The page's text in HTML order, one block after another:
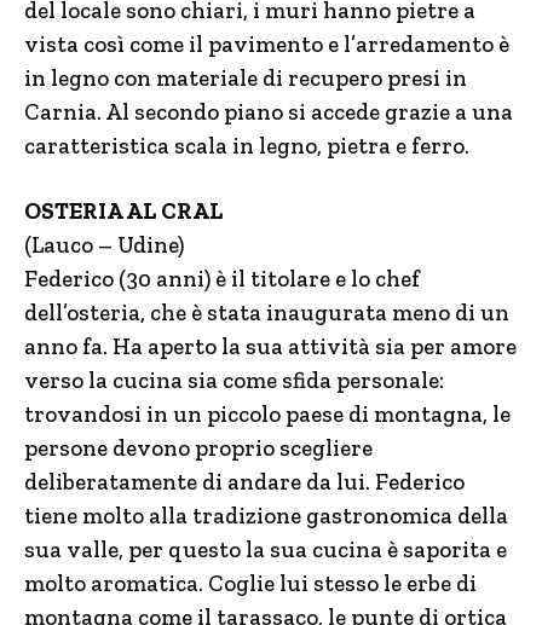
del locale sono chiari, i muri hanno pietre a
vista così come il pavimento e l’arredamento è
in legno con materiale di recupero presi in
Carnia. Al secondo piano si accede grazie a una
caratteristica scala in legno, pietra e ferro.
OSTERIA AL CRAL
(Lauco – Udine)
Federico (30 anni) è il titolare e lo chef
dell’osteria, che è stata inaugurata meno di un
anno fa. Ha aperto la sua attività sia per amore
verso la cucina sia come sfida personale:
trovandosi in un piccolo paese di montagna, le
persone devono proprio scegliere
deliberatamente di andare da lui. Federico
tiene molto alla tradizione gastronomica della
sua valle, per questo la sua cucina è saporita e
molto aromatica. Coglie lui stesso le erbe di
montagna come il tarassaco, le punte di ortica